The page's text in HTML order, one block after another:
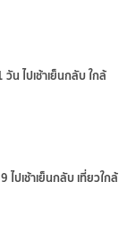
น ไปเช้าเย็นกลับ ใกล้
ปเช้าเย็นกลับ เที่ยวใกล้